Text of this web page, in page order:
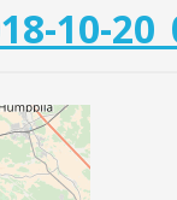
10-